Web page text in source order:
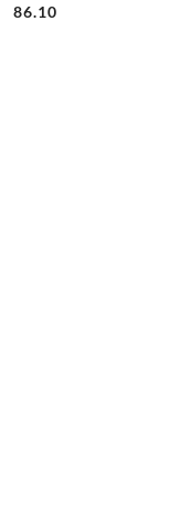
Cena:
86.10